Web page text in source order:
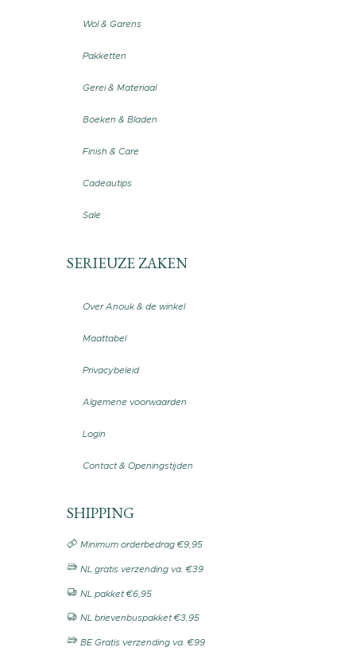
Wol & Garens
Pakketten
Gerei & Materiaal
Boeken & Bladen
Finish & Care
Cadeautips
Sale
SERIEUZE ZAKEN
Over Anouk & de winkel
Maattabel
Privacybeleid
Algemene voorwaarden
Login
Contact & Openingstijden
SHIPPING
Minimum orderbedrag €9,95
NL gratis verzending va. €39
NL pakket €6,95
NL brievenbuspakket €3,95
BE Gratis verzending va. €99